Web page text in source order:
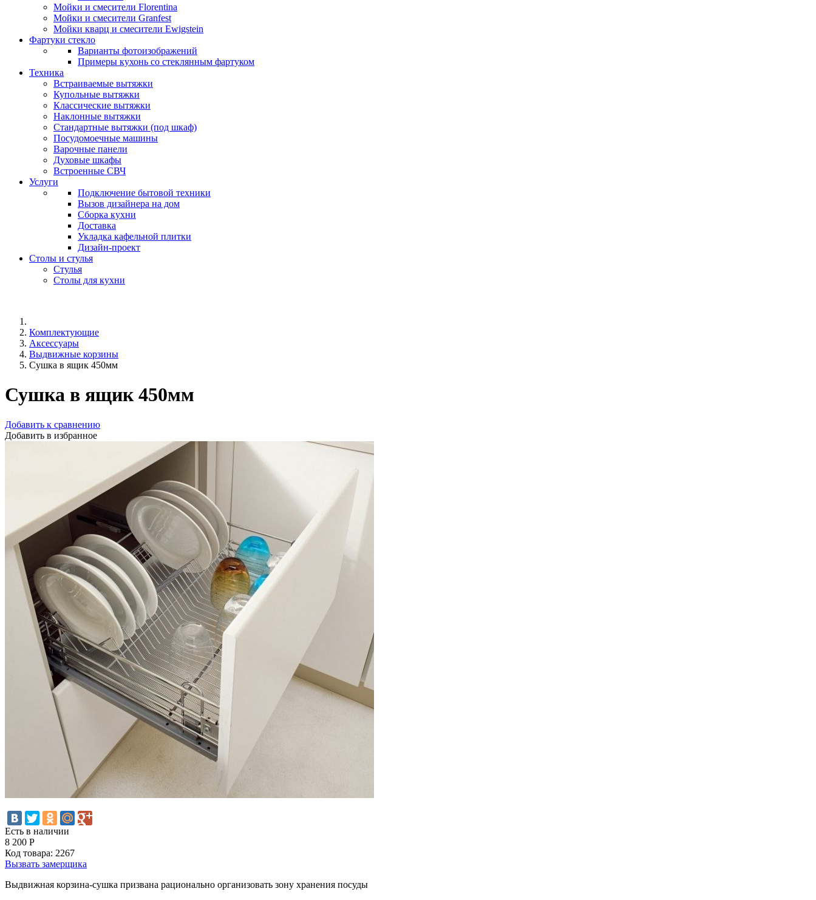
Мойки и смесители Florentina
Мойки и смесители Granfest
Мойки кварц и смесители Ewigstein
Фартуки стекло
Варианты фотоизображений
Примеры кухонь со стеклянным фартуком
Техника
Встраиваемые вытяжки
Купольные вытяжки
Классические вытяжки
Наклонные вытяжки
Стандартные вытяжки (под шкаф)
Посудомоечные машины
Варочные панели
Духовые шкафы
Встроенные СВЧ
Услуги
Подключение бытовой техники
Вызов дизайнера на дом
Сборка кухни
Доставка
Укладка кафельной плитки
Дизайн-проект
Столы и стулья
Стулья
Столы для кухни
Комплектующие
Аксессуары
Выдвижные корзины
Сушка в ящик 450мм
Сушка в ящик 450мм
Добавить к сравнению
Добавить в избранное
Есть в наличии
8 200 Р
Код товара: 2267
Вызвать замерщика
Выдвижная корзина-сушка призвана рационально организовать зону хранения посуды